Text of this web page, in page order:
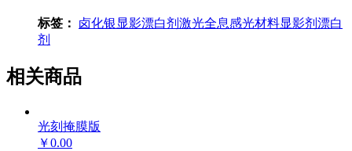
标签： 卤化银 显影漂白剂 激光全息感光材料显影剂 漂白
剂
相关商品
光刻掩膜版
￥0.00